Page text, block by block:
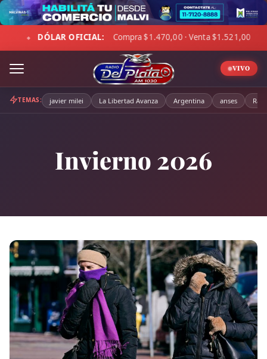
Skip
to
content$1.470,00 · Venta $1.521,00 ◆ ☁ LA PAMPA: 5°C ·
VIVO
TEMAS: javier milei La Libertad Avanza Argentina anses
Invierno 2026